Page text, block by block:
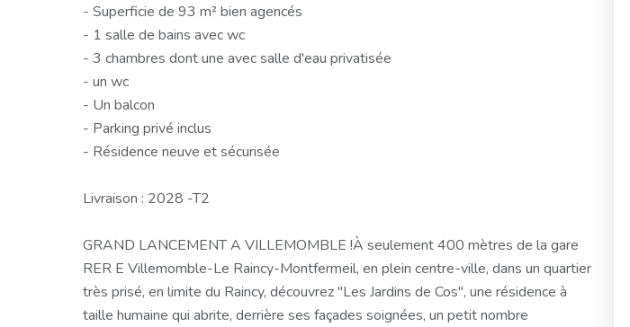
- Superficie de 93 m² bien agencés
- 1 salle de bains avec wc
- 3 chambres dont une avec salle d'eau privatisée
- un wc
- Un balcon
- Parking privé inclus
- Résidence neuve et sécurisée
Livraison : 2028 -T2
GRAND LANCEMENT A VILLEMOMBLE !À seulement 400 mètres de la gare
RER E Villemomble-Le Raincy-Montfermeil, en plein centre-ville, dans un quartier
très prisé, en limite du Raincy, découvrez "Les Jardins de Cos", une résidence à
taille humaine qui abrite, derrière ses façades soignées, un petit nombre